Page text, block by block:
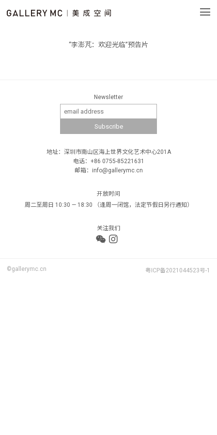
“李澎芃：欢迎光临”预告片
Newsletter
地址：深圳市南山区海上世界文化艺术中心201A
电话：+86 0755-85221631
邮箱：info@gallerymc.cn
开放时间
周二至周日 10:30 — 18:30 （逢周一闭馆，法定节假日另行通知）
关注我们
©gallerymc.cn 粤ICP备2021044523号-1